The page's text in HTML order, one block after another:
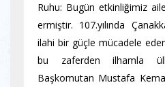
Ruhu: Bugün etkinliğimiz
ermiştir. 107.yılında
ilahi bir güçle mücadele
bu zaferden ilhamla
Başkomutan Mustafa